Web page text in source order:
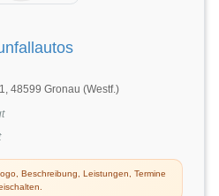
48599 Gronau (Westf.)
Beschreibung, Leistungen, Termine